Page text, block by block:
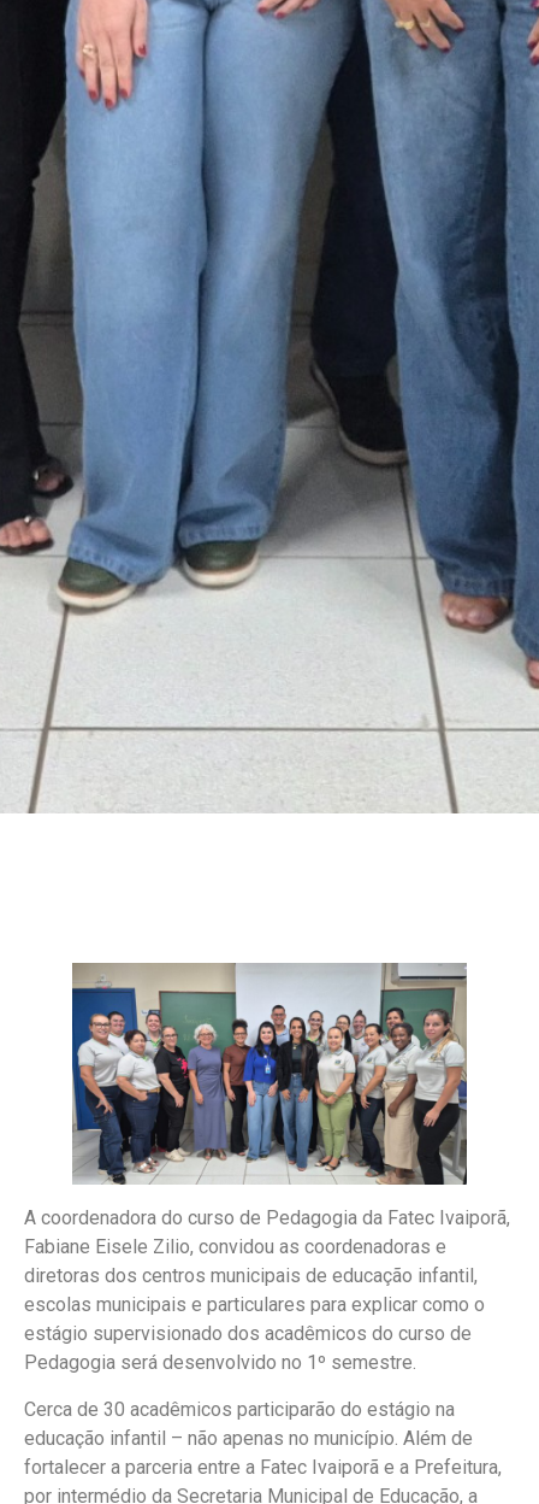
A coordenadora do curso de Pedagogia da Fatec Ivaiporã,
Fabiane Eisele Zilio, convidou as coordenadoras e
diretoras dos centros municipais de educação infantil,
escolas municipais e particulares para explicar como o
estágio supervisionado dos acadêmicos do curso de
Pedagogia será desenvolvido no 1º semestre.
Cerca de 30 acadêmicos participarão do estágio na
educação infantil – não apenas no município. Além de
fortalecer a parceria entre a Fatec Ivaiporã e a Prefeitura,
por intermédio da Secretaria Municipal de Educação, a